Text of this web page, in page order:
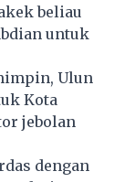
beliau
untuk
Ulun
Kota
jebolan
dengan